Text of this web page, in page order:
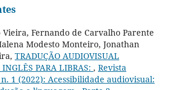
Fernando de Carvalho Parente
Modesto Monteiro, Jonathan
TRADUÇÃO AUDIOVISUAL
PARA LIBRAS: , Revista
1 (2022): Acessibilidade audiovisual: